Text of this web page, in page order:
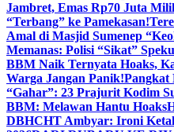
Jambret, Emas Rp70 Juta
“Terbang” ke Pamekasan!
Amal di Masjid Sumenep
Memanas: Polisi “Sikat”
BBM Naik Ternyata Hoaks,
Warga Jangan Panik!Pangkat
“Gahar”: 23 Prajurit Kodim
BBM: Melawan Hantu Hoaks
DBHCHT Ambyar: Ironi